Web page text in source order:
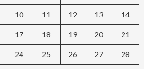
10 11 12 13 14
17 18 19 20 21
24 25 26 27 28